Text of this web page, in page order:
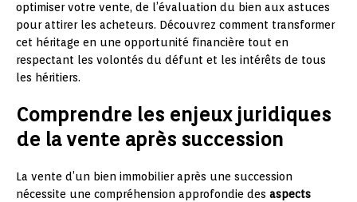
optimiser votre vente, de l’évaluation du bien aux astuces
pour attirer les acheteurs. Découvrez comment transformer
cet héritage en une opportunité financière tout en
respectant les volontés du défunt et les intérêts de tous
les héritiers.
Comprendre les enjeux juridiques
de la vente après succession
La vente d’un bien immobilier après une succession
nécessite une compréhension approfondie des aspects